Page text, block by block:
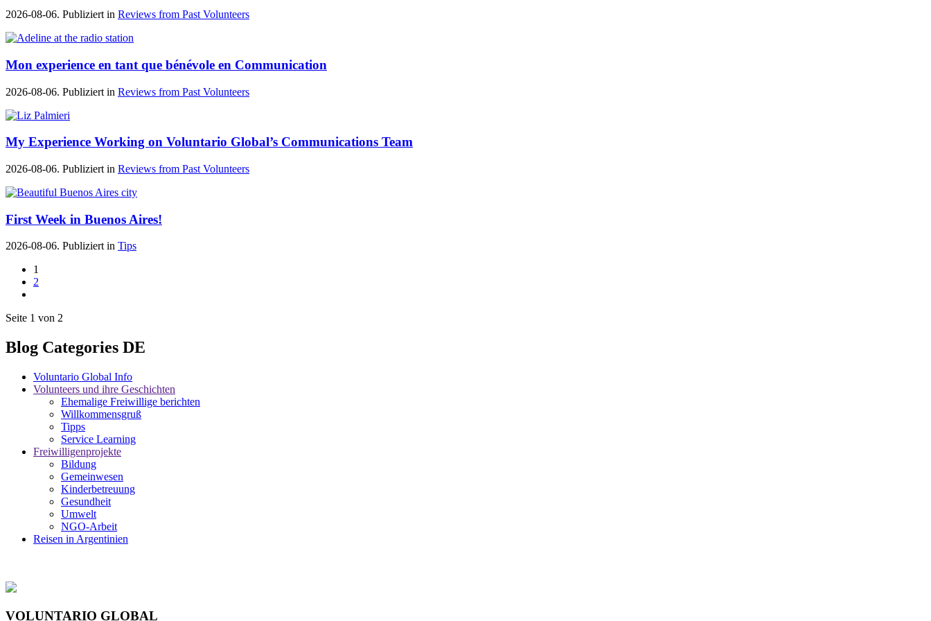
2026-08-06. Publiziert in Reviews from Past Volunteers
Mon experience en tant que bénévole en Communication
2026-08-06. Publiziert in Reviews from Past Volunteers
My Experience Working on Voluntario Global’s Communications Team
2026-08-06. Publiziert in Reviews from Past Volunteers
First Week in Buenos Aires!
2026-08-06. Publiziert in Tips
1
2
Seite 1 von 2
Blog Categories DE
Voluntario Global Info
Volunteers und ihre Geschichten
Ehemalige Freiwillige berichten
Willkommensgruß
Tipps
Service Learning
Freiwilligenprojekte
Bildung
Gemeinwesen
Kinderbetreuung
Gesundheit
Umwelt
NGO-Arbeit
Reisen in Argentinien
VOLUNTARIO GLOBAL